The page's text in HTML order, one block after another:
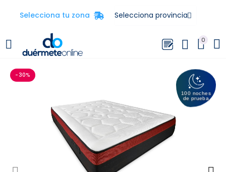
Selecciona tu zona
0
100 noches
de prueba
-30%